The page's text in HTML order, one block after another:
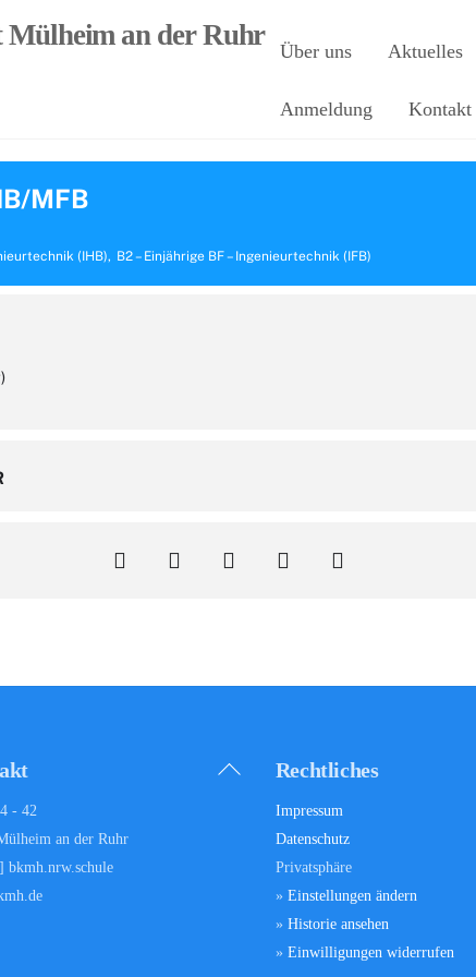
Über uns Aktuelles
Anmeldung Kontakt
MFB
(IHB), B2 – Einjährige BF – Ingenieurtechnik (IFB)
Back
- 42
an der Ruhr
bkmh.nrw.schule
Rechtliches
Impressum
Datenschutz
Privatsphäre
» Einstellungen ändern
» Historie ansehen
» Einwilligungen widerrufen